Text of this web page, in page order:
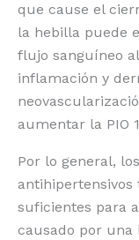
que cause el
la hebilla puede
flujo sanguíneo
inflamación y
aumentar la PIO
Por lo general,
antihipertensivos
suficientes para
causado por una